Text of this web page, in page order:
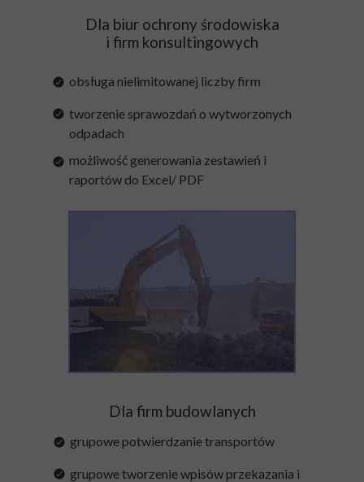
grupowe tworzenie wpisów przekazania i
grupowe potwierdzanie transportów
możliwość generowania zestawień i
raportów do Excel/ PDF
tworzenie sprawozdań o wytworzonych
odpadach
obsługa nielimitowanej liczby firm
Dla firm budowlanych
Dla biur ochrony środowiska
i firm konsultingowych